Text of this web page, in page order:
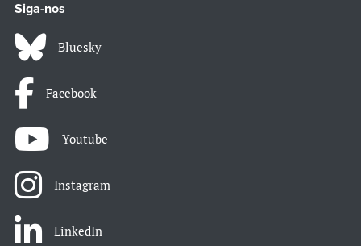
Siga-nos
Bluesky
Facebook
Youtube
Instagram
LinkedIn